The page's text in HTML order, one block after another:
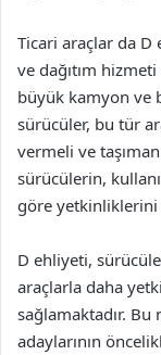
Ticari araçlar da D
ve dağıtım
büyük kamyon ve
sürücüler, bu tür
vermeli ve
sürücülerin,
göre yetkinliklerini
D ehliyeti,
araçlarla daha
sağlamaktadır.
adaylarının